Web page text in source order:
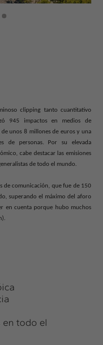
clipping tanto cuantitativo
945 impactos en medios de
unos 8 millones de euros y una
de personas. Por su elevada
cabe destacar las emisiones
de todo el mundo.
de comunicación, que fue de 150
superando el máximo del aforo
en cuenta porque hubo muchos
todo el